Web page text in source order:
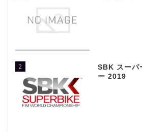
2
SBK スーパ
ー 2019